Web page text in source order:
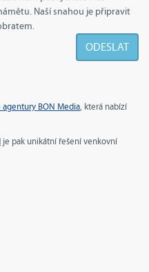
Naší snahou je připravit
BON Media, která nabízí
je pak unikátní řešení venkovní